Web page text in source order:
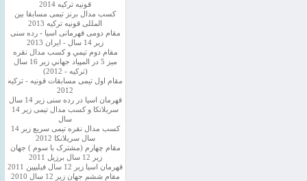
قونیه ترکیه 2014
کسب مدال برنز تیمی مسابقا بین
المللی قونیه ترکیه 2013
مقام دومی قهرمانی اسیا - رده سنی
زیر 14 سال - ایران 2013
مقام دوم تيمي و كسب مدال نقره
ميز 5 در المپياد جهاني زير 16 سال
(تركيه - 2012)
مقام اول تیمی مسابقات قونیه - ترکیه
2012
قهرمان اسیا در رده سنی زیر 14 سال
سريلانكا و کسب مدال تیمی زیر 14
سال
کسب مدال نقره تیمی سریع زیر 14
سال سریلانکا 2012
مقام چهارم (مشترک با سوم ) جهان
زیر 12 سال برزیل 2011
قهرمان اسيا زير 12 سال فیلیپین 2011
مقام ششم جهان زیر 12 سال 2010